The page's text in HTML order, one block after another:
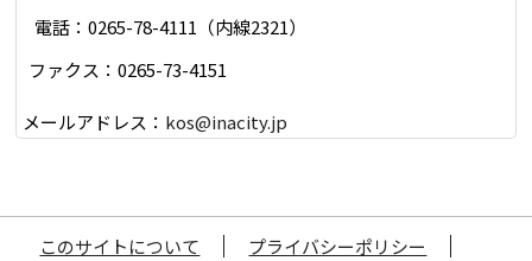
電話：0265-78-4111（内線2321）
ファクス：0265-73-4151
メールアドレス： kos@inacity.jp
このサイトについて
プライバシーポリシー